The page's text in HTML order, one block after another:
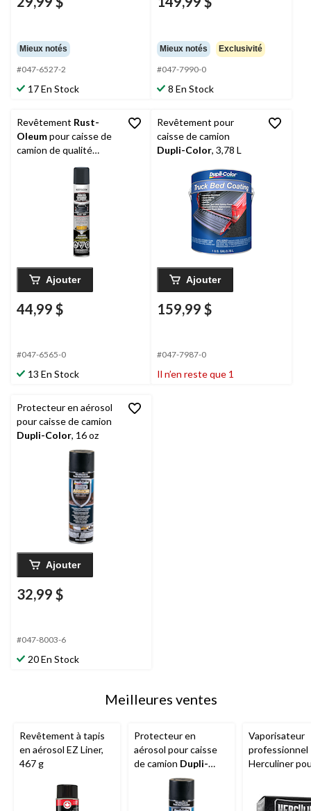
Mieux notés
#047-6527-2
17 En Stock
Mieux notés Exclusivité
#047-7990-0
8 En Stock
Revêtement Rust-
Oleumpour caisse de
camion de qualité
Ajouter
44,99 $
#047-6565-0
13 En Stock
Revêtement pour
caisse de camion
Dupli-Color, 3,78 L
Ajouter
159,99 $
#047-7987-0
Il n’en reste que 1
Protecteur en aérosol
pour caisse de camion
Dupli-Color, 16 oz
Ajouter
32,99 $
#047-8003-6
20 En Stock
Meilleures ventes
Revêtement à tapis
en aérosol EZ Liner,
467 g
Protecteur en
aérosol pour caisse
de camion Dupli-
, 16 oz
Vaporisateur
professionnel
Herculiner